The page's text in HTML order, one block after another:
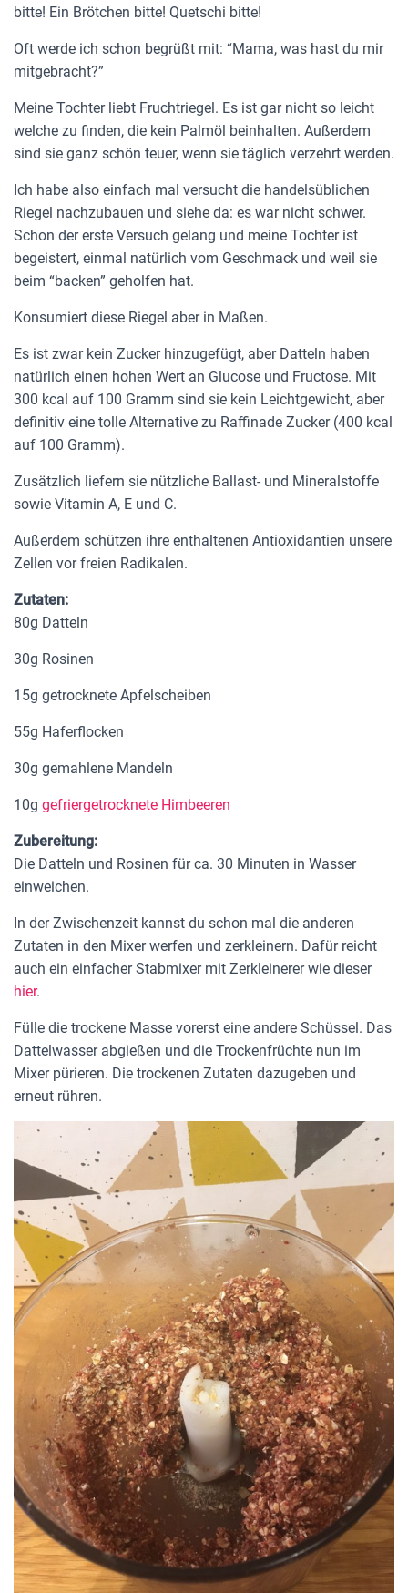
bitte! Ein Brötchen bitte! Quetschi bitte!
Oft werde ich schon begrüßt mit: “Mama, was hast du mir
mitgebracht?”
Meine Tochter liebt Fruchtriegel. Es ist gar nicht so leicht
welche zu finden, die kein Palmöl beinhalten. Außerdem
sind sie ganz schön teuer, wenn sie täglich verzehrt werden.
Ich habe also einfach mal versucht die handelsüblichen
Riegel nachzubauen und siehe da: es war nicht schwer.
Schon der erste Versuch gelang und meine Tochter ist
begeistert, einmal natürlich vom Geschmack und weil sie
beim “backen” geholfen hat.
Konsumiert diese Riegel aber in Maßen.
Es ist zwar kein Zucker hinzugefügt, aber Datteln haben
natürlich einen hohen Wert an Glucose und Fructose. Mit
300 kcal auf 100 Gramm sind sie kein Leichtgewicht, aber
definitiv eine tolle Alternative zu Raffinade Zucker (400 kcal
auf 100 Gramm).
Zusätzlich liefern sie nützliche Ballast- und Mineralstoffe
sowie Vitamin A, E und C.
Außerdem schützen ihre enthaltenen Antioxidantien unsere
Zellen vor freien Radikalen.
Zutaten:
80g Datteln
30g Rosinen
15g getrocknete Apfelscheiben
55g Haferflocken
30g gemahlene Mandeln
10g gefriergetrocknete Himbeeren
Zubereitung:
Die Datteln und Rosinen für ca. 30 Minuten in Wasser
einweichen.
In der Zwischenzeit kannst du schon mal die anderen
Zutaten in den Mixer werfen und zerkleinern. Dafür reicht
auch ein einfacher Stabmixer mit Zerkleinerer wie dieser
hier.
Fülle die trockene Masse vorerst eine andere Schüssel. Das
Dattelwasser abgießen und die Trockenfrüchte nun im
Mixer pürieren. Die trockenen Zutaten dazugeben und
erneut rühren.